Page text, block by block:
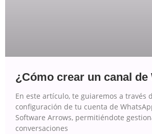
¿Cómo crear un canal de
En este artículo, te guiaremos a través
configuración de tu cuenta de
Software Arrows, permitiéndote
conversaciones